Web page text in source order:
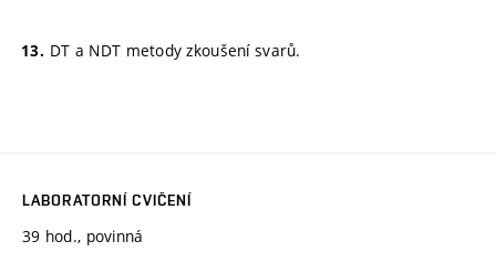
DT a NDT metody zkoušení svarů.
LABORATORNÍ CVIČENÍ
39 hod., povinná